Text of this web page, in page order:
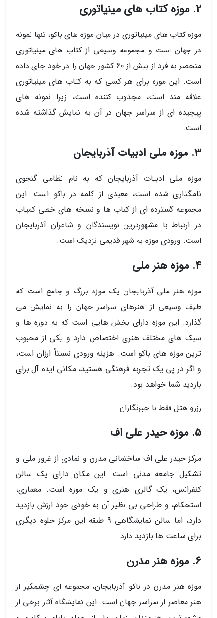
2. موزه کتاب های مینیاتوری
موزه کتاب های مینیاتوری در میان موزه های باکو، تنها نمونه
در جهان است و مجموعه وسیعی از کتاب های مینیاتوری
منحصر به فرد از بیش از 60 کشور جهان را در خود جای داده
است. این موزه برای هر کسی که به کتاب های مینیاتوری
علاقه مند است، مجذوب کننده است، زیرا نمونه های
پیچیده ای از سراسر جهان در آن به نمایش گذاشته شده
است.
3. موزه ملی ادبیات آذربایجان
موزه ملی ادبیات آذربایجان که به نام نظامی گنجوی
نامگذاری شده است، معبدی از کلمه در باکو است. این
مجموعه گسترده ای از کتاب ها و نسخه های خطی کمیاب
در ارتباط با مشهورترین نویسندگان و شاعران آذربایجان
است. ورودی موزه به شهر قدیمی نزدیک است.
4. موزه هنر ملی
موزه هنر ملی آذربایجان یک موزه بزرگ و جامع است که
طیف وسیعی از هنرهای سراسر جهان را به نمایش می
گذارد. این موزه دارای بخش هایی است که به دوره ها و
سبک های مختلف هنری اختصاص دارد و یکی از محبوب
ترین موزه های باکو است. هزینه ورودی نسبتاً ارزان است،
و اگر در پی یک تجربه فرهنگی هستید، مکانی ایده آل برای
بازدید شما خواهد بود.
رزرو هتل فقط با خبرنگاران
5. موزه حیدر علی اف
مرکز حیدر علی اف ساختمانی مدرن و نمادی از غرور ملی و
تشکیل جامعه مدنی است. این مکان دارای یک سالن
کنفرانس، یک گالری هنری و یک موزه است. معماری،
استحکام، و طراحی بی نظیر آن به خودی خود ارزش بازدید
دارد، اما سالن نمایشگاهی 9 طبقه این مرکز جلوه دیگری
برای ساعت ها بازدید دارد.
6. موزه هنر مدرن
موزه هنر مدرن در باکو آذربایجان، مجموعه ای چشمگیر از
هنر معاصر از سراسر جهان است. این نمایشگاه آثار برخی از